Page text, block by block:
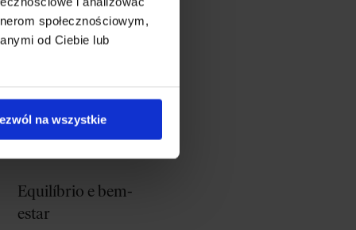
społecznościowym,
od Ciebie lub
na wszystkie
Saúde intestinal e
metabolismo
Equilíbrio e bem-
estar